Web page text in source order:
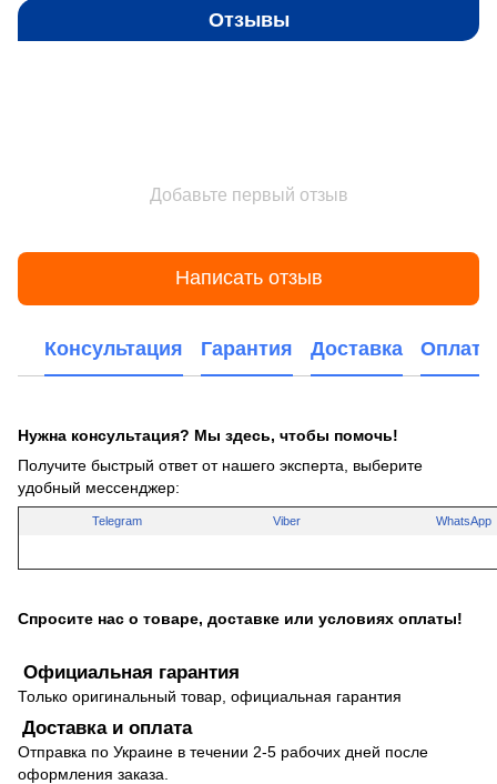
Отзывы
Добавьте первый отзыв
Написать отзыв
Консультация Гарантия Доставка Оплата
Нужна консультация? Мы здесь, чтобы помочь!
Получите быстрый ответ от нашего эксперта, выберите
удобный мессенджер:
Telegram Viber WhatsApp
Спросите нас о товаре, доставке или условиях оплаты!
Официальная гарантия
Только оригинальный товар, официальная гарантия
Доставка и оплата
Отправка по Украине в течении 2-5 рабочих дней после
оформления заказа.